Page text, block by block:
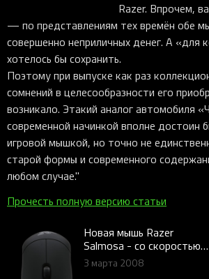
Ripsaw
Все устройства
Sphex
Gigantus
Pro Glide
Pro Glide XXL
Synapse 3
Chroma™ RGB
THX Spatial
7.1 Sound
Synapse 2 Legacy
Virtual Ring Light
Razer Axon
Streamer Companion App
Razer. Впрочем,
— по представлениям тех времён обе
совершенно неприличных денег. А «для
хотелось бы сохранить.
Поэтому при выпуске как раз
сомнений в целесообразности его
возникало. Этакий аналог автомобиля
современной начинкой вполне достоин
игровой мышкой, но точно не
старой формы и современного
любом случае."
Прочесть полную версию статьи
Новая мышь Razer
Salmosa - со скоростью
света
3 марта 2008